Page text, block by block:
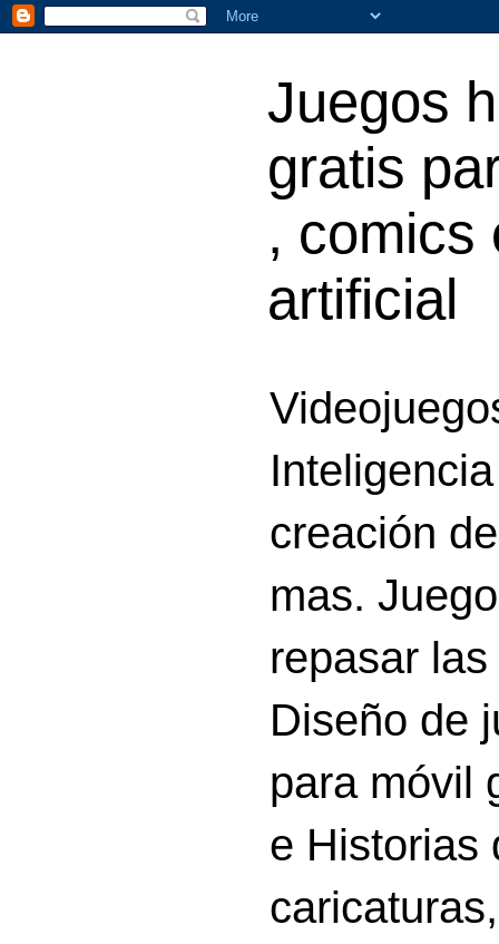
Juegos
gratis
, comics
artificial
creación
mas.
repasar
Diseño de
para móvil
e Historias